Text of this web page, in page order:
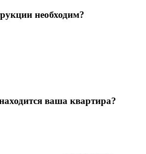
необходим?
ваша квартира?